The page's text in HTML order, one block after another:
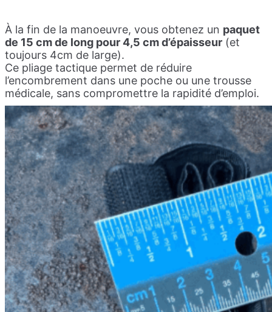
À la fin de la manoeuvre, vous obtenez un paquet
de 15 cm de long pour 4,5 cm d’épaisseur (et
toujours 4cm de large).
Ce pliage tactique permet de réduire
l’encombrement dans une poche ou une trousse
médicale, sans compromettre la rapidité d’emploi.